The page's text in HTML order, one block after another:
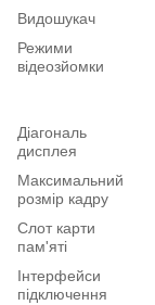
Видошукач
Режими
відеозйомки
Діагональ
дисплея
Максимальний
розмір кадру
Слот карти
пам'яті
Інтерфейси
підключення